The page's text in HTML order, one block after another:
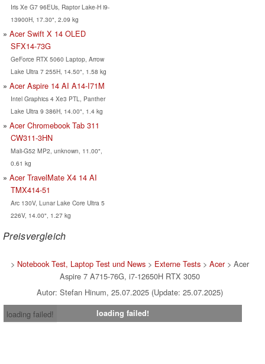
Iris Xe G7 96EUs, Raptor Lake-H i9-
13900H, 17.30", 2.09 kg
Acer Swift X 14 OLED
SFX14-73G
GeForce RTX 5060 Laptop, Arrow
Lake Ultra 7 255H, 14.50", 1.58 kg
Acer Aspire 14 AI A14-I71M
Intel Graphics 4 Xe3 PTL, Panther
Lake Ultra 9 386H, 14.00", 1.4 kg
Acer Chromebook Tab 311
CW311-3HN
Mali-G52 MP2, unknown, 11.00",
0.61 kg
Acer TravelMate X4 14 AI
TMX414-51
Arc 130V, Lunar Lake Core Ultra 5
226V, 14.00", 1.27 kg
Preisvergleich
> Notebook Test, Laptop Test und News> Externe Tests> Acer> Acer
Aspire 7 A715-76G, i7-12650H RTX 3050
Autor: Stefan Hinum, 25.07.2025 (Update: 25.07.2025)
loading failed!
loading failed!